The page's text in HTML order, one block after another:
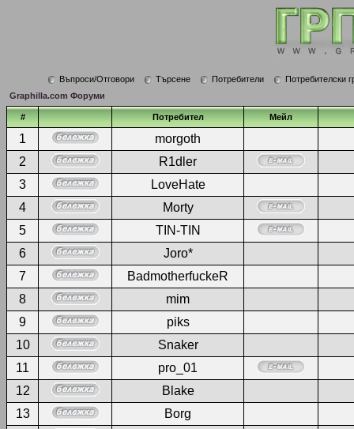
Въпроси/Отговори Търсене Потребители
Потребителски
Graphilla.com Форуми
# Потребител Мейл
1
morgoth
2
R1dler
3
LoveHate
4
Morty
5
TIN-TIN
6
Joro*
7
BadmotherfuckeR
8
mim
9
piks
10
Snaker
11
pro_01
12
Blake
13
Borg